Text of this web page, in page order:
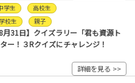
学生
高校生
校生
親子
月31日】クイズラリー「君も資源ト
ー！３Rクイズにチャレンジ！
詳細を見る >>